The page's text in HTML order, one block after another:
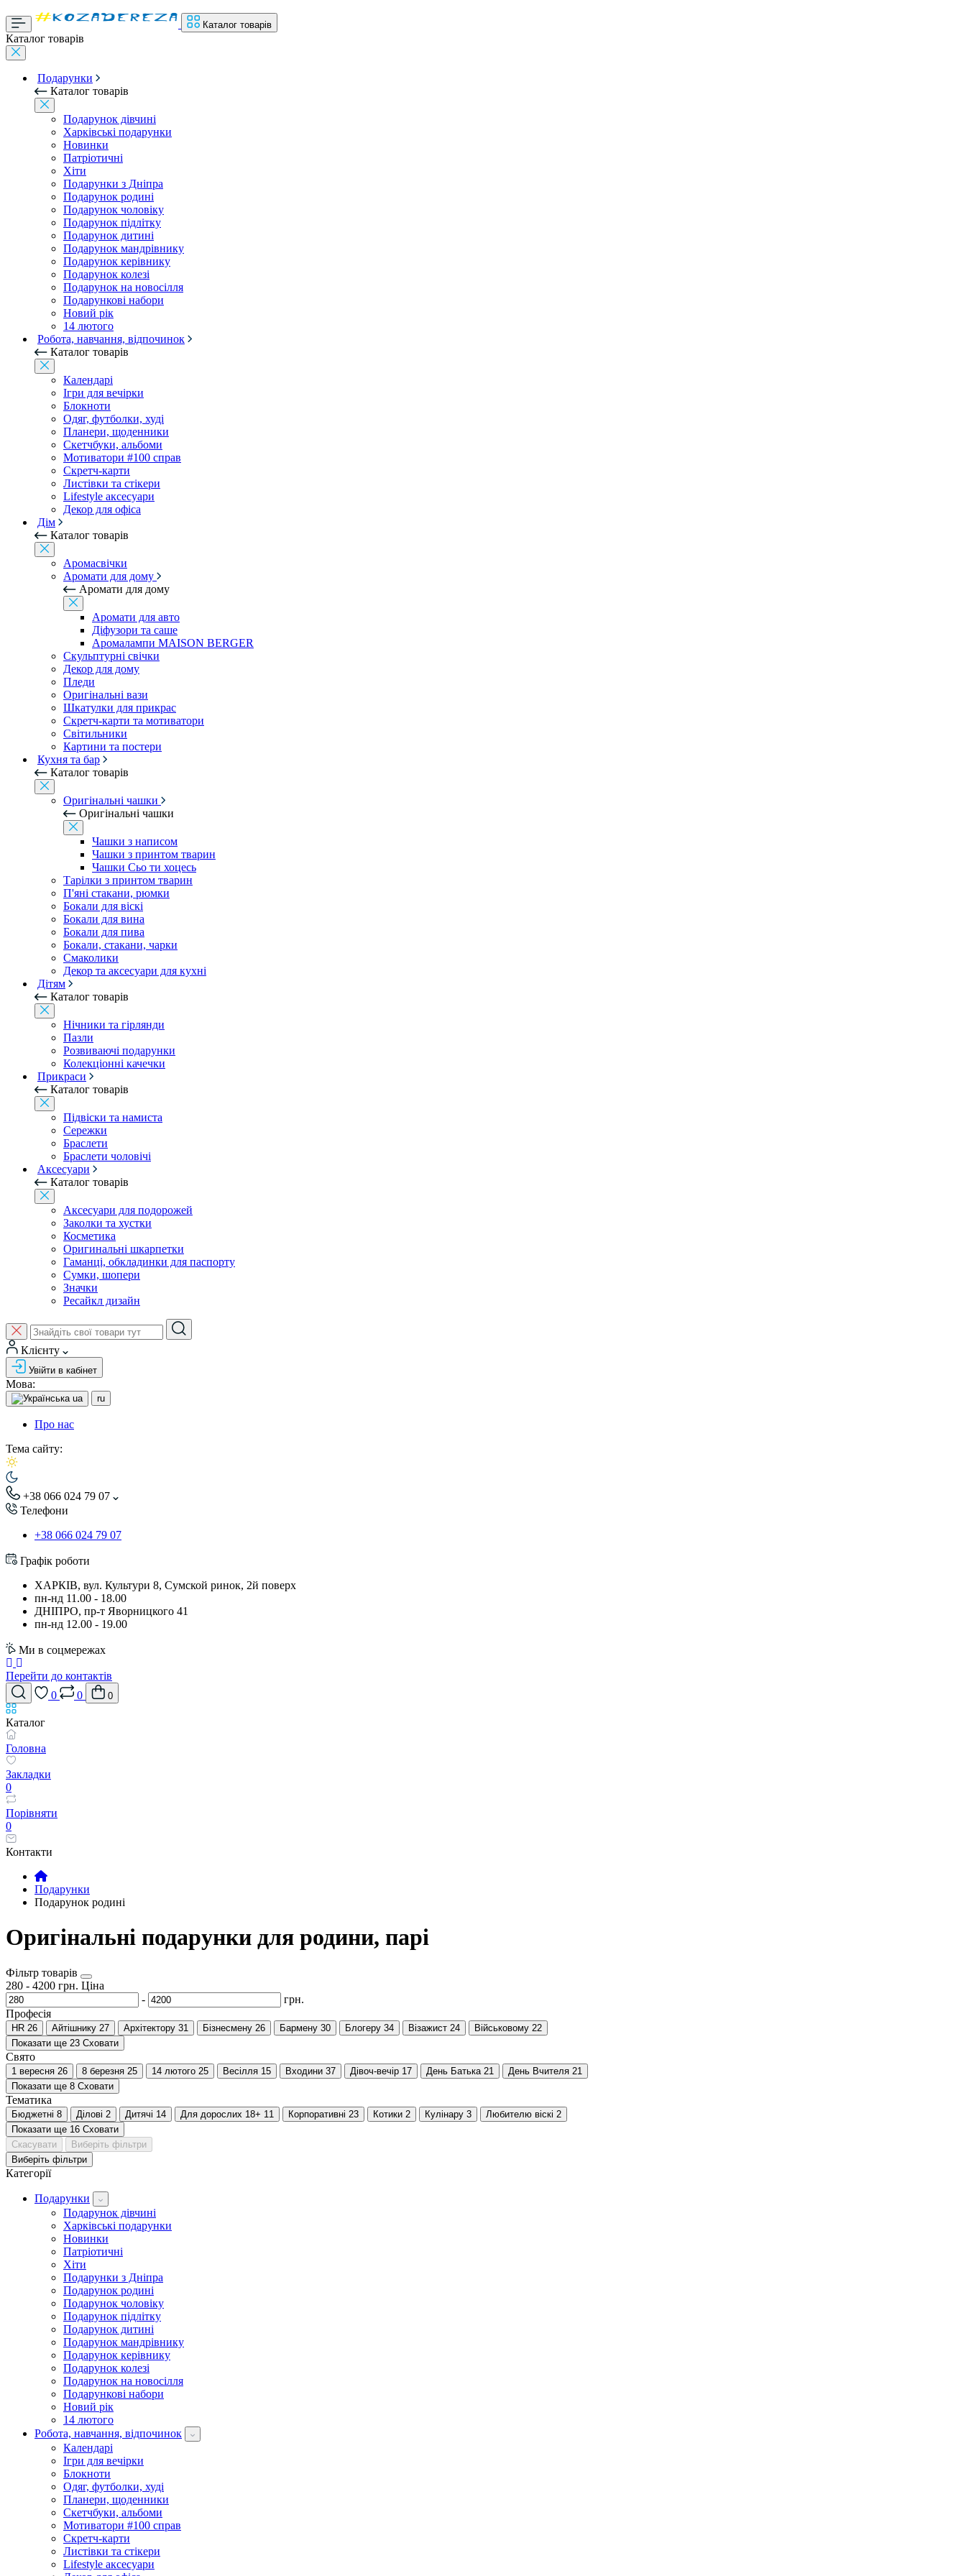
Каталог товарів
Каталог товарів
Подарунки
Каталог товарів
Подарунок дівчині
Харківські подарунки
Новинки
Патріотичні
Хіти
Подарунки з Дніпра
Подарунок родині
Подарунок чоловіку
Подарунок підлітку
Подарунок дитині
Подарунок мандрівнику
Подарунок керівнику
Подарунок колезі
Подарунок на новосілля
Подарункові набори
Новий рік
14 лютого
Робота, навчання, відпочинок
Каталог товарів
Календарі
Ігри для вечірки
Блокноти
Одяг, футболки, худі
Планери, щоденники
Скетчбуки, альбоми
Мотиватори #100 справ
Скретч-карти
Листівки та стікери
Lifestyle аксесуари
Декор для офіса
Дім
Каталог товарів
Аромасвічки
Аромати для дому
Аромати для дому
Аромати для авто
Діфузори та саше
Аромалампи MAISON BERGER
Скульптурні свічки
Декор для дому
Пледи
Оригінальні вази
Шкатулки для прикрас
Скретч-карти та мотиватори
Світильники
Картини та постери
Кухня та бар
Каталог товарів
Оригінальні чашки
Оригінальні чашки
Чашки з написом
Чашки з принтом тварин
Чашки Сьо ти хоцесь
Тарілки з принтом тварин
П'яні стакани, рюмки
Бокали для віскі
Бокали для вина
Бокали для пива
Бокали, стакани, чарки
Смаколики
Декор та аксесуари для кухні
Дітям
Каталог товарів
Нічники та гірлянди
Пазли
Розвиваючі подарунки
Колекціонні качечки
Прикраси
Каталог товарів
Підвіски та намиста
Сережки
Браслети
Браслети чоловічі
Аксесуари
Каталог товарів
Аксесуари для подорожей
Заколки та хустки
Косметика
Оригинальні шкарпетки
Гаманці, обкладинки для паспорту
Сумки, шопери
Значки
Ресайкл дизайн
Клієнту
Увійти в кабінет
Мова:
ua ru
Про нас
Тема сайту:
+38 066 024 79 07
Телефони
+38 066 024 79 07
Графік роботи
ХАРКІВ, вул. Культури 8, Сумской ринок, 2й поверх
пн-нд 11.00 - 18.00
ДНІПРО, пр-т Яворницкого 41
пн-нд 12.00 - 19.00
Ми в соцмережах
Перейти до контактів
0
0 0
Каталог
Головна
Закладки
0
Порівняти
0
Контакти
Подарунки
Подарунок родині
Оригінальні подарунки для родини, парі
Фільтр товарів
280 - 4200 грн. Ціна
-
грн.
Професія
HR 26 Айтішнику 27 Архітектору 31 Бізнесмену 26 Бармену 30 Блогеру 34 Візажист 24 Військовому 22
Показати ще 23 Сховати
Свято
1 вересня 26 8 березня 25 14 лютого 25 Весілля 15 Входини 37 Дівоч-вечір 17 День Батька 21 День Вчителя 21
Показати ще 8 Сховати
Тематика
Бюджетні 8 Ділові 2 Дитячі 14 Для дорослих 18+ 11 Корпоративні 23 Котики 2 Кулінару 3 Любителю віскі 2
Показати ще 16 Сховати
Скасувати
Виберіть фільтри
Виберіть фільтри
Категорії
Подарунки
Подарунок дівчині
Харківські подарунки
Новинки
Патріотичні
Хіти
Подарунки з Дніпра
Подарунок родині
Подарунок чоловіку
Подарунок підлітку
Подарунок дитині
Подарунок мандрівнику
Подарунок керівнику
Подарунок колезі
Подарунок на новосілля
Подарункові набори
Новий рік
14 лютого
Робота, навчання, відпочинок
Календарі
Ігри для вечірки
Блокноти
Одяг, футболки, худі
Планери, щоденники
Скетчбуки, альбоми
Мотиватори #100 справ
Скретч-карти
Листівки та стікери
Lifestyle аксесуари